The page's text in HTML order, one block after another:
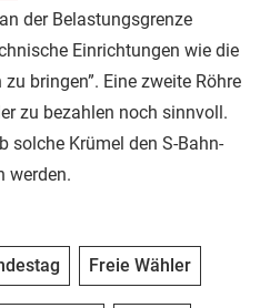
der Belastungsgrenze
Einrichtungen wie die
bringen”. Eine zweite Röhre
zu bezahlen noch sinnvoll.
solche Krümel den S-Bahn-
werden.
Freie Wähler